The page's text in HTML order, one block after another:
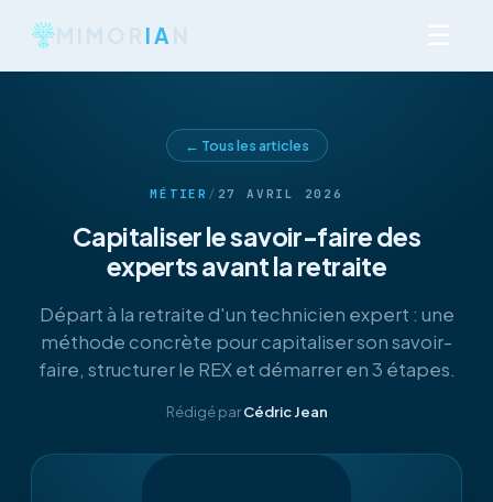
IA
← Tous les articles
MÉTIER / 27 AVRIL 2026
Capitaliser le savoir-faire des
experts avant la retraite
Départ à la retraite d'un technicien expert : une
méthode concrète pour capitaliser son savoir-
faire, structurer le REX et démarrer en 3 étapes.
Rédigé parCédric Jean